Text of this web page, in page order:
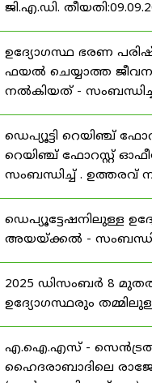
ജി.എ.ഡി.
ഉദ്യോഗസ്ഥ ഭരണ
ഫയൽ ചെയ്യാത്ത
നൽകിയത് -
ഡെപ്യൂട്ടി റെയിഞ്ച്
റെയിഞ്ച് ഫോറസ്റ്റ്
സംബന്ധിച്ച് . ഉത്തരവ്
ഡെപ്യൂട്ടേഷനിലുള്ള
അയയ്ക്കൽ -
2025 ഡിസംബർ 8
ഉദ്യോഗസ്ഥരും
എ.ഐ.എസ് - സെൻട്രൽ
ഹൈദരാബാദിലെ